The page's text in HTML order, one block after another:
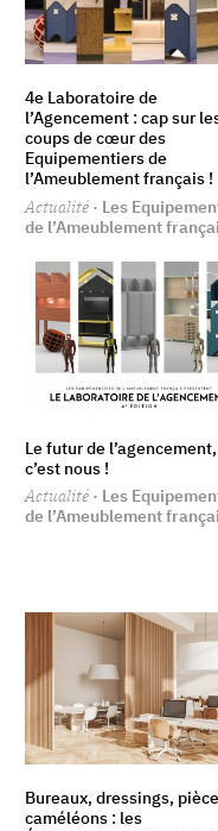
4e Laboratoire de
l’Agencement : cap sur
coups de cœur des
Equipementiers de
l’Ameublement français !
Actualité · Les
de l’Ameublement
Le futur de l’agencement,
c’est nous !
Actualité · Les
de l’Ameublement
Bureaux, dressings,
caméléons : les